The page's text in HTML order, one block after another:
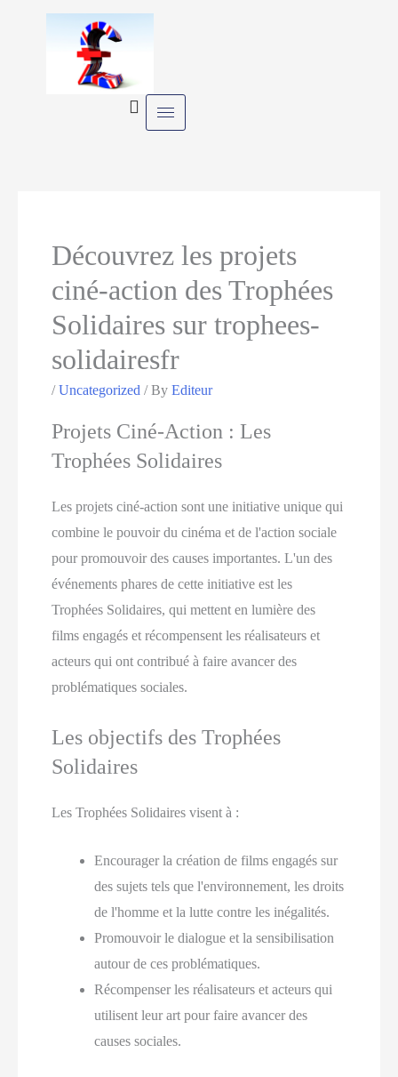
Découvrez les projets
ciné-action des Trophées
Solidaires sur trophees-
solidairesfr
/Uncategorized / ByEditeur
Projets Ciné-Action : Les
Trophées Solidaires
Les projets ciné-action sont une initiative unique qui
combine le pouvoir du cinéma et de l'action sociale
pour promouvoir des causes importantes. L'un des
événements phares de cette initiative est les
Trophées Solidaires, qui mettent en lumière des
films engagés et récompensent les réalisateurs et
acteurs qui ont contribué à faire avancer des
problématiques sociales.
Les objectifs des Trophées
Solidaires
Les Trophées Solidaires visent à :
Encourager la création de films engagés sur
des sujets tels que l'environnement, les droits
de l'homme et la lutte contre les inégalités.
Promouvoir le dialogue et la sensibilisation
autour de ces problématiques.
Récompenser les réalisateurs et acteurs qui
utilisent leur art pour faire avancer des
causes sociales.